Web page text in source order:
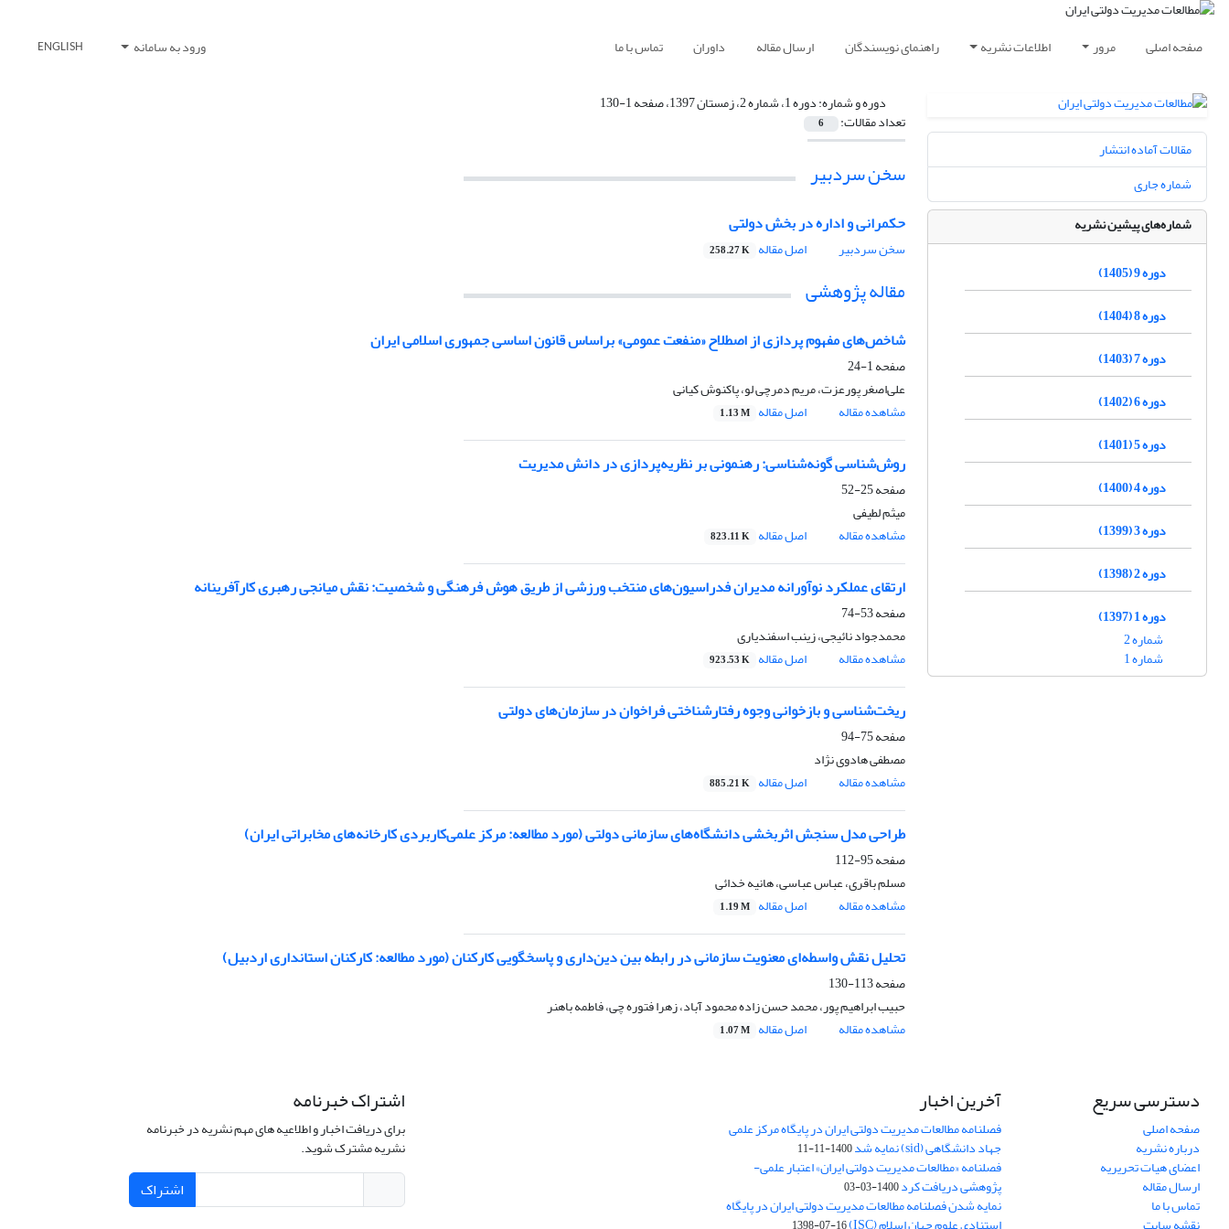
صفحه اصلی مرور اطلاعات نشریه راهنمای نویسندگان ارسال مقاله داوران تماس با ما ورود به سامانه ENGLISH
دوره و شماره:دوره 1، شماره 2، زمستان 1397، صفحه 1-130
تعداد مقالات: 6
سخن سردبیر
حکمرانی و اداره در بخش دولتی
سخن سردبیر اصل مقاله 258.27 K
مقاله پژوهشی
شاخص‌های مفهوم پردازی از اصطلاح «منفعت عمومی» براساس قانون اساسی جمهوری اسلامی ایران
صفحه1-24
علی‌اصغر پورعزت، مریم دمرچی لو، پاکنوش کیانی
مشاهده مقاله
اصل مقاله 1.13 M
روش‌شناسی گونه‌شناسی: رهنمونی بر نظریه‌پردازی در دانش مدیریت
صفحه25-52
میثم لطیفی
مشاهده مقاله
اصل مقاله 823.11 K
ارتقای عملکرد نوآورانه مدیران فدراسیون‌های منتخب ورزشی از طریق هوش فرهنگی و شخصیت: نقش میانجی رهبری کارآفرینانه
صفحه53-74
محمدجواد نائیجی، زینب اسفندیاری
مشاهده مقاله
اصل مقاله 923.53 K
ریخت‌شناسی و بازخوانی وجوه رفتارشناختی فراخوان در سازمان‌های دولتی
صفحه75-94
مصطفی هادوی نژاد
مشاهده مقاله
اصل مقاله 885.21 K
طراحی مدل سنجش اثربخشی دانشگاه‌های سازمانی دولتی (مورد مطالعه: مرکز علمی‌کاربردی کارخانه‌های مخابراتی ایران)
صفحه95-112
مسلم باقری، عباس عباسی، هانیه خدائی
مشاهده مقاله
اصل مقاله 1.19 M
تحلیل نقش واسطه‌ای معنویت سازمانی در رابطه بین دین‌داری و پاسخگویی کارکنان (مورد مطالعه: کارکنان استانداری اردبیل)
صفحه113-130
حبیب ابراهیم پور، محمد حسن زاده محمود آباد، زهرا فتوره چی، فاطمه باهنر
مشاهده مقاله
اصل مقاله 1.07 M
مقالات آماده انتشار
شماره جاری
شماره‌های پیشین نشریه
دوره 9 (1405)
دوره 8 (1404)
دوره 7 (1403)
دوره 6 (1402)
دوره 5 (1401)
دوره 4 (1400)
دوره 3 (1399)
دوره 2 (1398)
دوره 1 (1397)
شماره 2
شماره 1
دسترسی سریع
صفحه اصلی
درباره نشریه
اعضای هیات تحریریه
ارسال مقاله
تماس با ما
آخرین اخبار
فصلنامه مطالعات مدیریت دولتی ایران در پایگاه مرکز علمی
جهاد دانشگاهی (sid) نمایه شد 1400-11-11
فصلنامه «مطالعات مدیریت دولتی ایران» اعتبار علمی-
پژوهشی دریافت کرد1400-03-03
نمایه شدن فصلنامه مطالعات مدیریت دولتی ایران در پایگاه
اشتراک خبرنامه
برای دریافت اخبار و اطلاعیه های مهم نشریه در خبرنامه
نشریه مشترک شوید.
اشتراک